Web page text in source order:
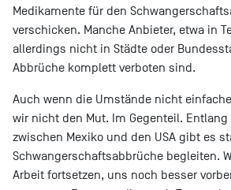
Medikamente für den
verschicken. Manche Anbieter, etwa in
allerdings nicht in Städte oder
Abbrüche komplett verboten sind.
Auch wenn die Umstände nicht
wir nicht den Mut. Im Gegenteil. Entlang
zwischen Mexiko und den USA gibt es
Schwangerschaftsabbrüche begleiten.
Arbeit fortsetzen, uns noch besser